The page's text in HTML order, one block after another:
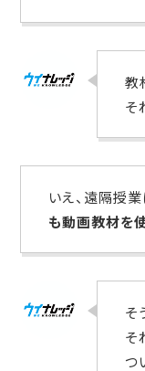
教
そ
いえ、遠隔授業
も動画教材を
そ
そ
つ